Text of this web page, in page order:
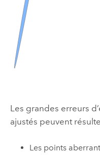
Les grandes erreurs
ajustés peuvent
Les points